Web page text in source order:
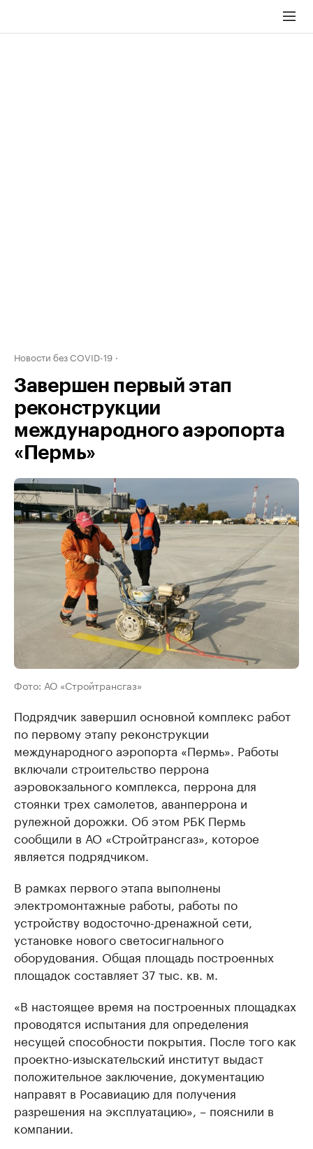
Новости без COVID-19
Завершен первый этап
реконструкции
международного аэропорта
«Пермь»
Фото: АО «Стройтрансгаз»
Подрядчик завершил основной комплекс работ
по первому этапу реконструкции
международного аэропорта «Пермь». Работы
включали строительство перрона
аэровокзального комплекса, перрона для
стоянки трех самолетов, аванперрона и
рулежной дорожки. Об этом РБК Пермь
сообщили в АО «Стройтрансгаз», которое
является подрядчиком.
В рамках первого этапа выполнены
электромонтажные работы, работы по
устройству водосточно-дренажной сети,
установке нового светосигнального
оборудования. Общая площадь построенных
площадок составляет 37 тыс. кв. м.
«В настоящее время на построенных площадках
проводятся испытания для определения
несущей способности покрытия. После того как
проектно-изыскательский институт выдаст
положительное заключение, документацию
направят в Росавиацию для получения
разрешения на эксплуатацию», – пояснили в
компании.